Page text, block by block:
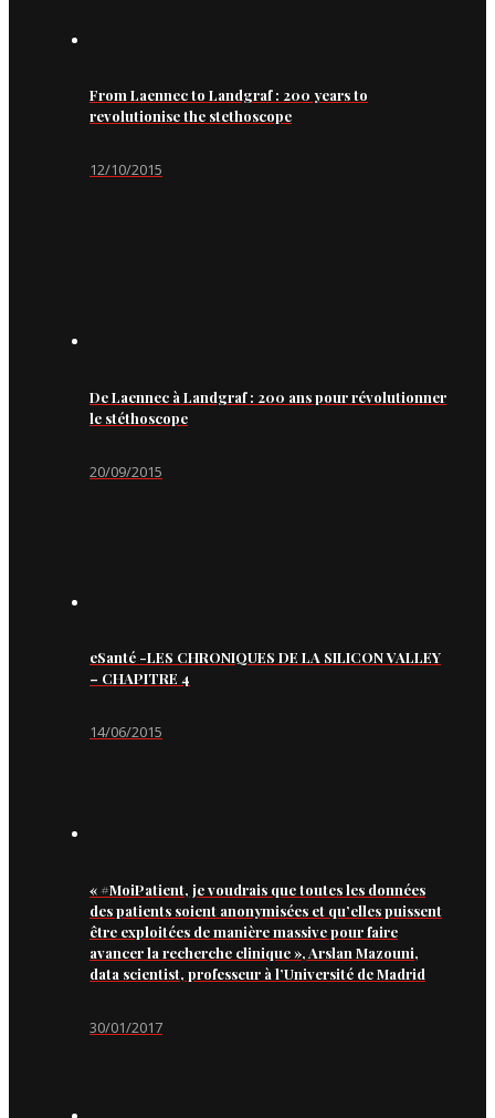
From Laennec to Landgraf : 200 years to
revolutionise the stethoscope
12/10/2015
De Laennec à Landgraf : 200 ans pour révolutionner
le stéthoscope
20/09/2015
eSanté -LES CHRONIQUES DE LA SILICON VALLEY
– CHAPITRE 4
14/06/2015
« #MoiPatient, je voudrais que toutes les données
des patients soient anonymisées et qu’elles puissent
être exploitées de manière massive pour faire
avancer la recherche clinique », Arslan Mazouni,
data scientist, professeur à l’Université de Madrid
30/01/2017